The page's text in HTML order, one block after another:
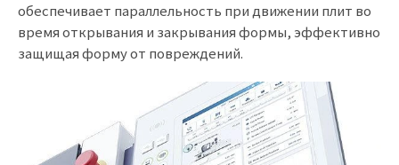
обеспечивает параллельность при движении плит во
время открывания и закрывания формы, эффективно
защищая форму от повреждений.